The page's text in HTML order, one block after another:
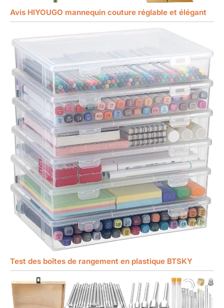
Avis HIYOUGO mannequin couture réglable et élégant
Test des boîtes de rangement en plastique BTSKY